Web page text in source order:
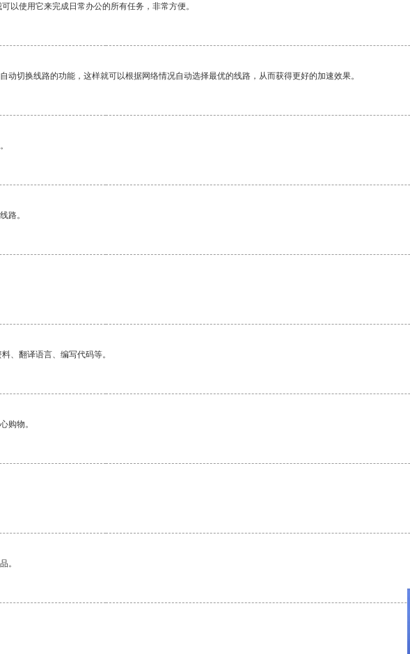
以使用它来完成日常办公的所有任务，非常方便。
切换线路的功能，这样就可以根据网络情况自动选择最优的线路，从而获得更好的加速效果。
路。
、翻译语言、编写代码等。
购物。
。